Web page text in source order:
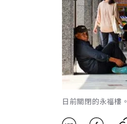
日前關閉的永福樓。